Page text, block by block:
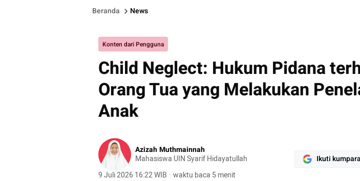
Beranda News
Konten dari Pengguna
Child Neglect: Hukum Pidana
Orang Tua yang Melakukan
Anak
Azizah Muthmainnah
Mahasiswa UIN Syarif Hidayatullah
9 Juli 2026 16:22 WIB · waktu baca 5 menit
Ikuti